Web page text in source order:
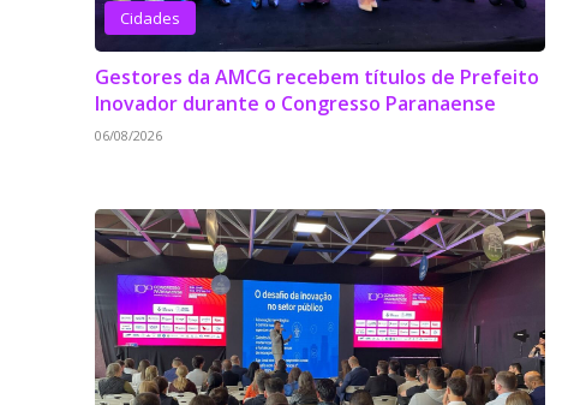
Cidades
Gestores da AMCG recebem títulos de Prefeito
Inovador durante o Congresso Paranaense
06/08/2026